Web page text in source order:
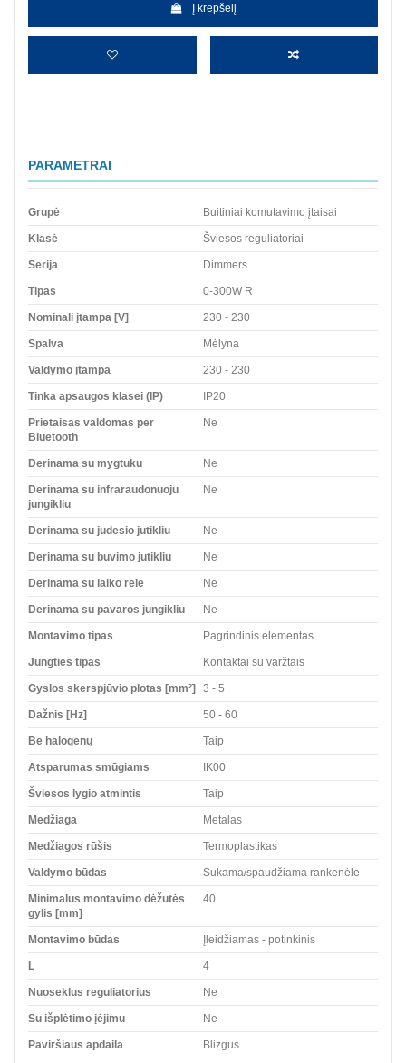
Į krepšelį
PARAMETRAI
Grupė Buitiniai komutavimo įtaisai
Klasė Šviesos reguliatoriai
Serija Dimmers
Tipas 0-300W R
Nominali įtampa [V] 230 - 230
Spalva Mėlyna
Valdymo įtampa 230 - 230
Tinka apsaugos klasei (IP) IP20
Prietaisas valdomas per
Bluetooth
Ne
Derinama su mygtuku Ne
Derinama su infraraudonuoju
jungikliu
Ne
Derinama su judesio jutikliu Ne
Derinama su buvimo jutikliu Ne
Derinama su laiko rele Ne
Derinama su pavaros jungikliu Ne
Montavimo tipas Pagrindinis elementas
Jungties tipas Kontaktai su varžtais
Gyslos skerspjūvio plotas [mm²] 3 - 5
Dažnis [Hz] 50 - 60
Be halogenų Taip
Atsparumas smūgiams IK00
Šviesos lygio atmintis Taip
Medžiaga Metalas
Medžiagos rūšis Termoplastikas
Valdymo būdas Sukama/spaudžiama rankenėle
Minimalus montavimo dėžutės
gylis [mm]
40
Montavimo būdas Įleidžiamas - potinkinis
L 4
Nuoseklus reguliatorius Ne
Su išplėtimo įėjimu Ne
Paviršiaus apdaila Blizgus